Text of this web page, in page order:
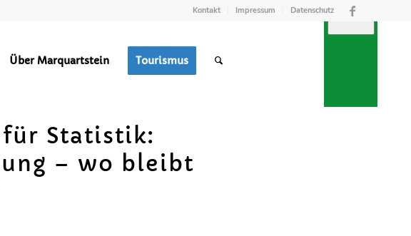
Kontakt Impressum Datenschutz
Über Marquartstein Tourismus
für Statistik:
– wo bleibt